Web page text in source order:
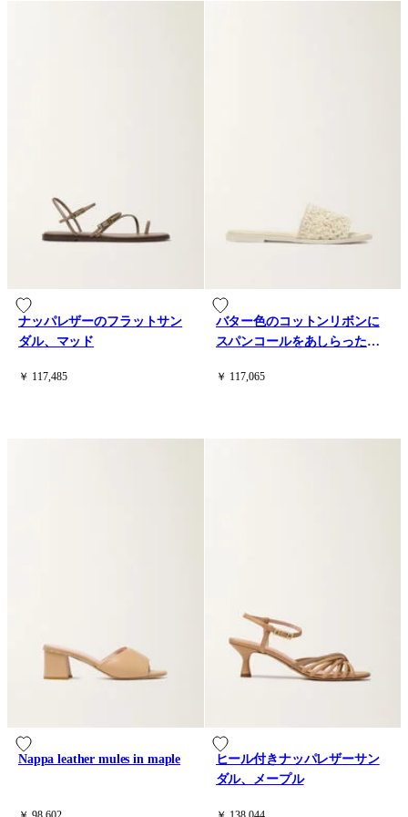
ナッパレザーのフラットサン
ダル、マッド
￥ 117,485
バター色のコットンリボンに
スパンコールをあしらったフ
￥ 117,065
Nappa leather mules in maple
ヒール付きナッパレザーサン
ダル、メープル